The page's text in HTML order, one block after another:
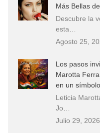
Más Bellas
Descubre la
esta…
Agosto 25,
Los pasos
Marotta
en un
Leticia
Jo…
Julio 29, 2026